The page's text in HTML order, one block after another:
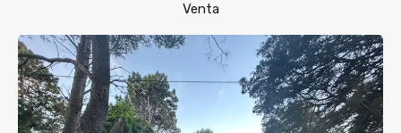
Venta